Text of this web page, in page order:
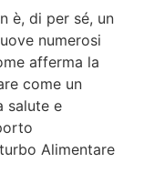
è, di per sé, un
numerosi
afferma la
come un
salute e
Alimentare